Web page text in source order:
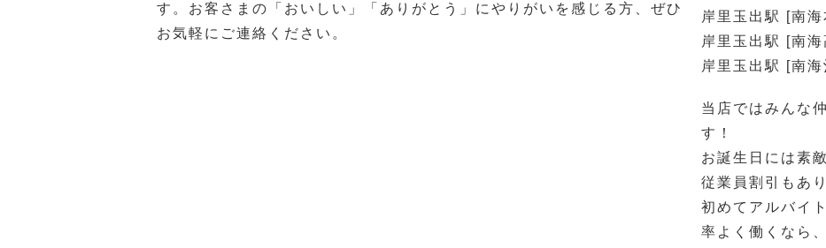
す。お客さまの「おいしい」「ありがとう」にやりがいを感じる方、ぜひ
お気軽にご連絡ください。
岸里玉出駅 [南海
岸里玉出駅 [南海
岸里玉出駅 [南海
当店ではみんな
す！
お誕生日には素
従業員割引もあ
初めてアルバイ
率よく働くなら